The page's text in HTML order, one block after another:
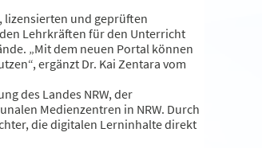
lizensierten und geprüften
Lehrkräften für den Unterricht
„Mit dem neuen Portal können
ergänzt Dr. Kai Zentara vom
des Landes NRW, der
Medienzentren in NRW. Durch
die digitalen Lerninhalte direkt